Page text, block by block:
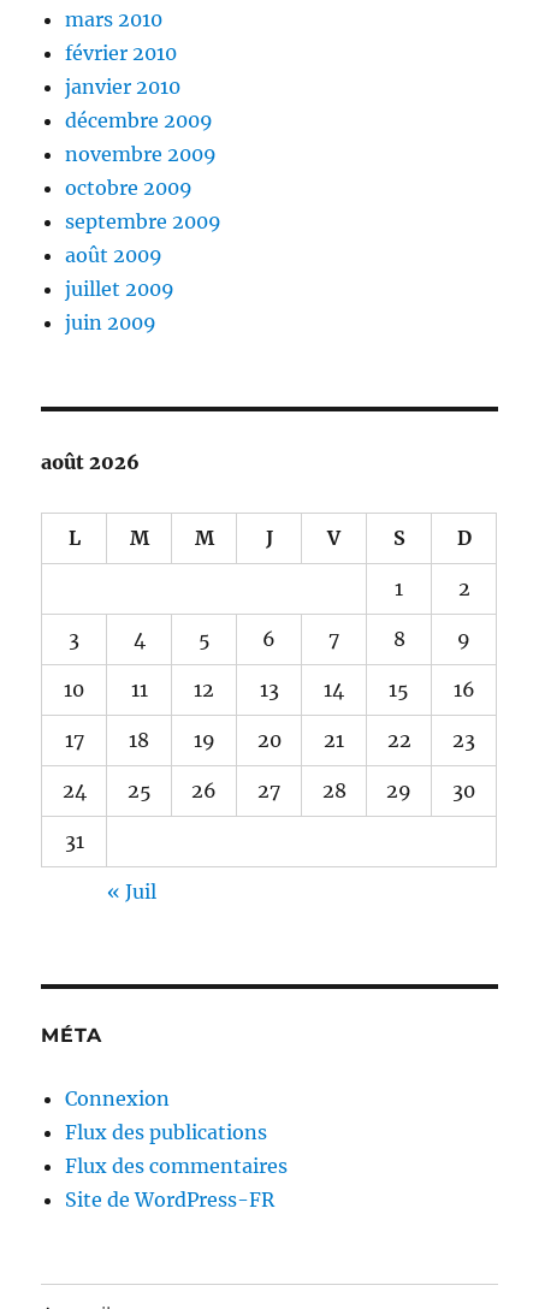
mars 2010
février 2010
janvier 2010
décembre 2009
novembre 2009
octobre 2009
septembre 2009
août 2009
juillet 2009
juin 2009
août 2026
L M M J V S D
1 2
3 4 5 6 7 8 9
10 11 12 13 14 15 16
17 18 19 20 21 22 23
24 25 26 27 28 29 30
31
« Juil
MÉTA
Connexion
Flux des publications
Flux des commentaires
Site de WordPress-FR